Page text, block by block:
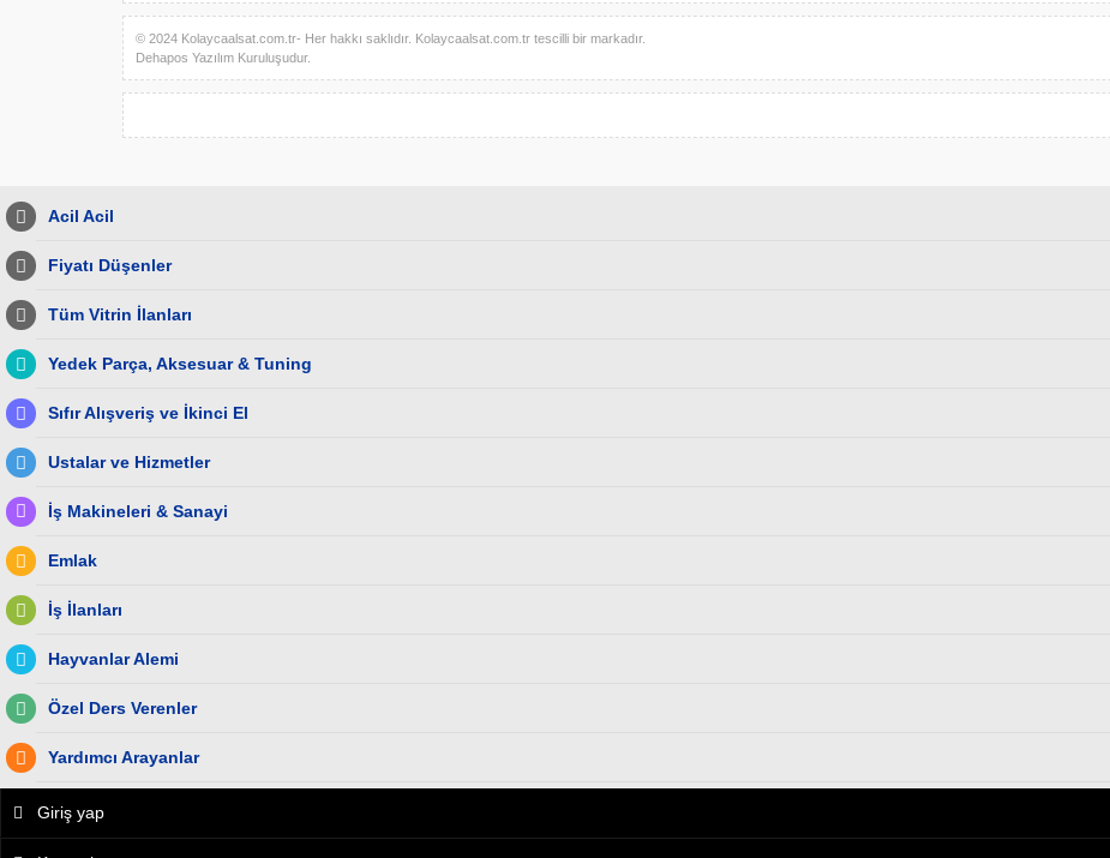
© 2024 Kolaycaalsat.com.tr- Her hakkı saklıdır. Kolaycaalsat.com.tr tescilli bir markadır.
Dehapos Yazılım Kuruluşudur.
Acil Acil
Fiyatı Düşenler
Tüm Vitrin İlanları
Yedek Parça, Aksesuar & Tuning
Sıfır Alışveriş ve İkinci El
Ustalar ve Hizmetler
İş Makineleri & Sanayi
Emlak
İş İlanları
Hayvanlar Alemi
Özel Ders Verenler
Yardımcı Arayanlar
Giriş yap